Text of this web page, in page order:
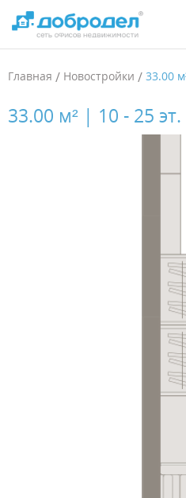
Главная / Новостройки / 33.00
33.00 м² | 10 - 25 эт.